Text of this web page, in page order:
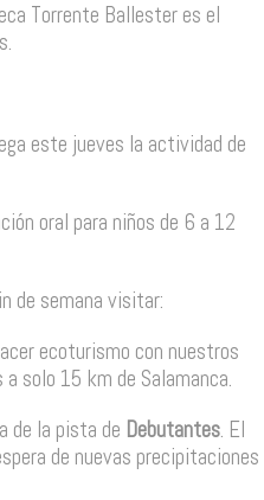
Torrente Ballester es el
este jueves la actividad de
oral para niños de 6 a 12
de semana visitar:
ecoturismo con nuestros
solo 15 km de Salamanca.
de la pista de Debutantes. El
de nuevas precipitaciones